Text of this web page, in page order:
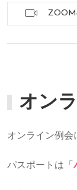
ZOOM
オン
オンライン例会
パスポートは「